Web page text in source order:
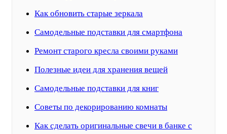
Как обновить старые зеркала
Самодельные подставки для смартфона
Ремонт старого кресла своими руками
Полезные идеи для хранения вещей
Самодельные подставки для книг
Советы по декорированию комнаты
Как сделать оригинальные свечи в банке с